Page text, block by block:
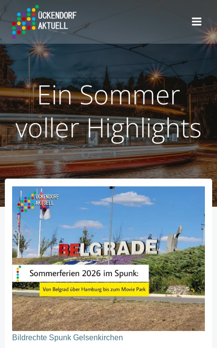
Ein Sommer
voller Highlights
Bildrechte Spunk Gelsenkirchen